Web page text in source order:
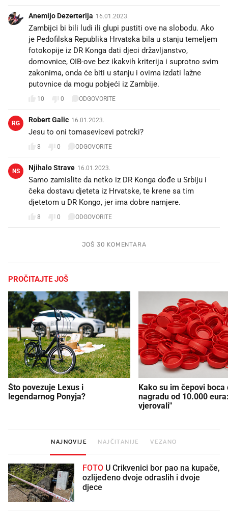
Anemijo Dezerterija 16.01.2023.
Zambijci bi bili ludi ili glupi pustiti ove na slobodu. Ako
je Pedofilska Republika Hrvatska bila u stanju temeljem
fotokopije iz DR Konga dati djeci državljanstvo,
domovnice, OIB-ove bez ikakvih kriterija i suprotno svim
zakonima, onda će biti u stanju i ovima izdati lažne
putovnice da mogu pobjeći iz Zambije.
10 0 ODGOVORITE
RG Robert Galic 16.01.2023.
Jesu to oni tomasevicevi potrcki?
8 0 ODGOVORITE
NS Njihalo Strave 16.01.2023.
Samo zamislite da netko iz DR Konga dođe u Srbiju i
čeka dostavu djeteta iz Hrvatske, te krene sa tim
djetetom u DR Kongo, jer ima dobre namjere.
8 0 ODGOVORITE
JOŠ 30 KOMENTARA
PROČITAJTE JOŠ
Što povezuje Lexus i
legendarnog Ponyja?
Kako su im čepovi boca
nagradu od 10.000
vjerovali"
NAJNOVIJE NAJČITANIJE VEZANO
FOTO
ozlijeđeno dvoje odraslih i dvoje
djece